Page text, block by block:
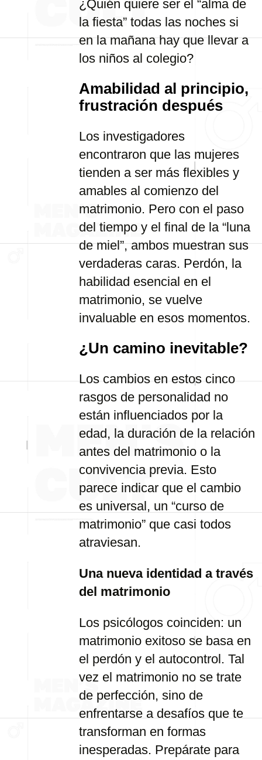
¿Quién quiere ser el “alma de
la fiesta” todas las noches si
en la mañana hay que llevar a
los niños al colegio?
Amabilidad al principio,
frustración después
Los investigadores
encontraron que las mujeres
tienden a ser más flexibles y
amables al comienzo del
matrimonio. Pero con el paso
del tiempo y el final de la “luna
de miel”, ambos muestran sus
verdaderas caras. Perdón, la
habilidad esencial en el
matrimonio, se vuelve
invaluable en esos momentos.
¿Un camino inevitable?
Los cambios en estos cinco
rasgos de personalidad no
están influenciados por la
edad, la duración de la relación
antes del matrimonio o la
convivencia previa. Esto
parece indicar que el cambio
es universal, un “curso de
matrimonio” que casi todos
atraviesan.
Una nueva identidad a través
del matrimonio
Los psicólogos coinciden: un
matrimonio exitoso se basa en
el perdón y el autocontrol. Tal
vez el matrimonio no se trate
de perfección, sino de
enfrentarse a desafíos que te
transforman en formas
inesperadas. Prepárate para